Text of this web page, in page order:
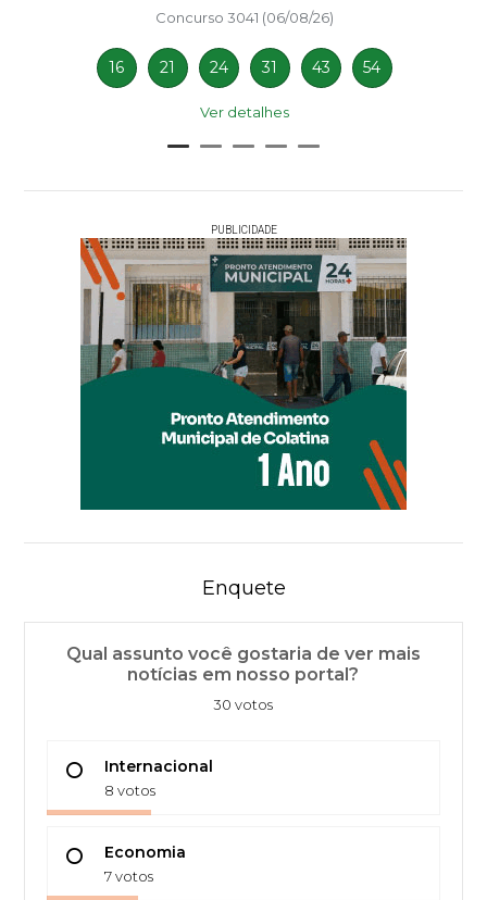
Concurso 3041 (06/08/26)
16 21 24 31 43 54
Ver detalhes
PUBLICIDADE
Enquete
Qual assunto você gostaria de ver mais
notícias em nosso portal?
30 votos
Internacional
8 votos
Economia
7 votos